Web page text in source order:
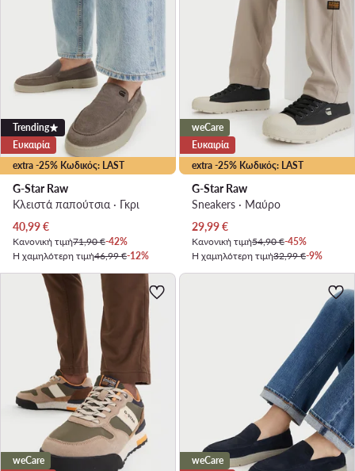
extra -25% Κωδικός: LAST
Trending
Ευκαιρία
G-Star Raw
Κλειστά παπούτσια · Γκρι
Τρέχουσα τιμή
40,99€
Κανονική τιμή71,90 €-42%
Η χαμηλότερη τιμή46,99 €-12%
extra -25% Κωδικός: LAST
weCare
Ευκαιρία
G-Star Raw
Sneakers · Μαύρο
Τρέχουσα τιμή
29,99€
Κανονική τιμή54,90 €-45%
Η χαμηλότερη τιμή32,99 €-9%
weCare
weCare